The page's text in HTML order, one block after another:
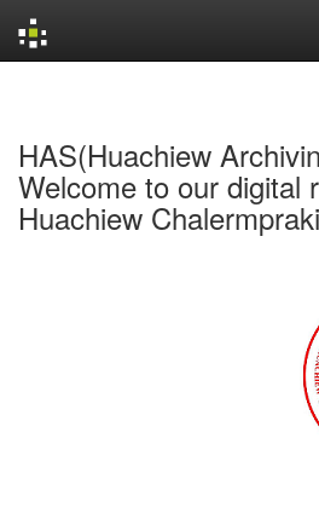
HAS(Huachiew
Welcome to our digital
Huachiew